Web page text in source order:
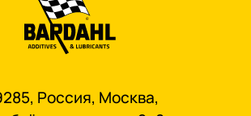
Россия, Москва,